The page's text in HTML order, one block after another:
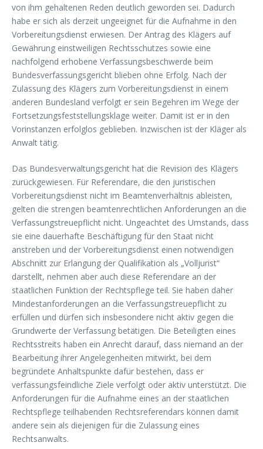
von ihm gehaltenen Reden deutlich geworden sei. Dadurch
habe er sich als derzeit ungeeignet für die Aufnahme in den
Vorbereitungsdienst erwiesen. Der Antrag des Klägers auf
Gewährung einstweiligen Rechtsschutzes sowie eine
nachfolgend erhobene Verfassungsbeschwerde beim
Bundesverfassungsgericht blieben ohne Erfolg. Nach der
Zulassung des Klägers zum Vorbereitungsdienst in einem
anderen Bundesland verfolgt er sein Begehren im Wege der
Fortsetzungsfeststellungsklage weiter. Damit ist er in den
Vorinstanzen erfolglos geblieben. Inzwischen ist der Kläger als
Anwalt tätig.
Das Bundesverwaltungsgericht hat die Revision des Klägers
zurückgewiesen. Für Referendare, die den juristischen
Vorbereitungsdienst nicht im Beamtenverhältnis ableisten,
gelten die strengen beamtenrechtlichen Anforderungen an die
Verfassungstreuepflicht nicht. Ungeachtet des Umstands, dass
sie eine dauerhafte Beschäftigung für den Staat nicht
anstreben und der Vorbereitungsdienst einen notwendigen
Abschnitt zur Erlangung der Qualifikation als „Volljurist“
darstellt, nehmen aber auch diese Referendare an der
staatlichen Funktion der Rechtspflege teil. Sie haben daher
Mindestanforderungen an die Verfassungstreuepflicht zu
erfüllen und dürfen sich insbesondere nicht aktiv gegen die
Grundwerte der Verfassung betätigen. Die Beteiligten eines
Rechtsstreits haben ein Anrecht darauf, dass niemand an der
Bearbeitung ihrer Angelegenheiten mitwirkt, bei dem
begründete Anhaltspunkte dafür bestehen, dass er
verfassungsfeindliche Ziele verfolgt oder aktiv unterstützt. Die
Anforderungen für die Aufnahme eines an der staatlichen
Rechtspflege teilhabenden Rechtsreferendars können damit
andere sein als diejenigen für die Zulassung eines
Rechtsanwalts.